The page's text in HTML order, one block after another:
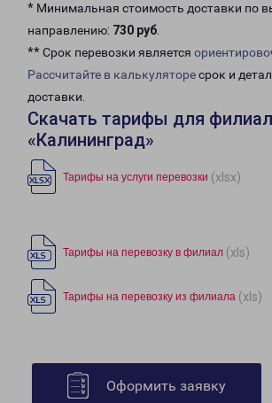
* Минимальная стоимость доставки по
направлению: 730 руб.
** Срок перевозки является
Рассчитайте в калькуляторесрок и
доставки.
Скачать тарифы для
«Калининград»
Тарифы на услуги перевозки (xlsx)
Тарифы на перевозку в филиал (xls)
Тарифы на перевозку из филиала (xls)
Оформить заявку